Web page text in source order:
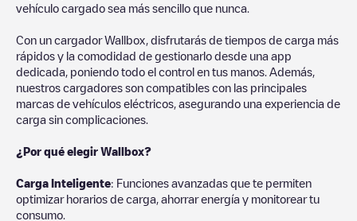
vehículo cargado sea más sencillo que nunca.
Con un cargador Wallbox, disfrutarás de tiempos de carga más
rápidos y la comodidad de gestionarlo desde una app
dedicada, poniendo todo el control en tus manos. Además,
nuestros cargadores son compatibles con las principales
marcas de vehículos eléctricos, asegurando una experiencia de
carga sin complicaciones.
¿Por qué elegir Wallbox?
Carga Inteligente: Funciones avanzadas que te permiten
optimizar horarios de carga, ahorrar energía y monitorear tu
consumo.